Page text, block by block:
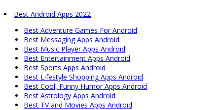
Best Android Apps 2022
Best Adventure Games For Android
Best Messaging Apps Android
Best Music Player Apps Android
Best Entertainment Apps Android
Best Sports Apps Android
Best Lifestyle Shopping Apps Android
Best Cool, Funny Humor Apps Android
Best Astrology Apps Android
Best TV and Movies Apps Android